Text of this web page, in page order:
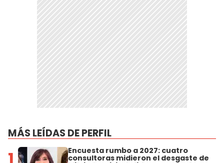
MÁS LEÍDAS DE PERFIL
Encuesta rumbo a 2027: cuatro
consultoras midieron el desgaste de